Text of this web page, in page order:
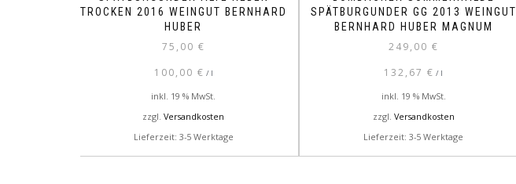
TROCKEN 2016 WEINGUT BERNHARD
HUBER
75,00 €
100,00 € / l
inkl. 19 % MwSt.
zzgl.Versandkosten
Lieferzeit: 3-5 Werktage
SPÄTBURGUNDER GG 2013 WEINGUT
BERNHARD HUBER MAGNUM
249,00 €
132,67€ / l
inkl. 19 % MwSt.
zzgl. Versandkosten
Lieferzeit: 3-5 Werktage